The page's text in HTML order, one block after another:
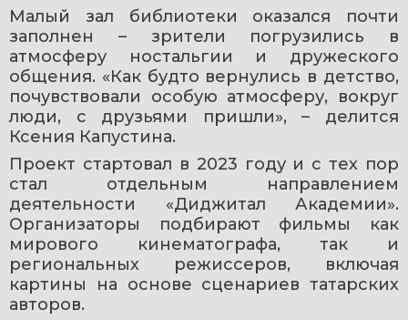
Малый зал библиотеки оказался почти
заполнен – зрители погрузились в
атмосферу ностальгии и дружеского
общения. «Как будто вернулись в детство,
почувствовали особую атмосферу, вокруг
люди, с друзьями пришли», – делится
Ксения Капустина.
Проект стартовал в 2023 году и с тех пор
стал отдельным направлением
деятельности «Диджитал Академии».
Организаторы подбирают фильмы как
мирового кинематографа, так и
региональных режиссеров, включая
картины на основе сценариев татарских
авторов.